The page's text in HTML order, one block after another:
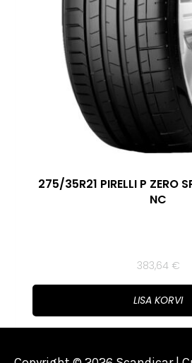
275/35R21 PIRELLI P ZERO
NC
383,64 €
LISA KORVI